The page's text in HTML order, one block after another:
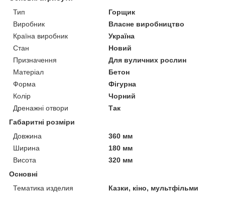
Тип
Горщик
Виробник
Власне виробництво
Країна виробник
Україна
Стан
Новий
Призначення
Для вуличних рослин
Матеріал
Бетон
Форма
Фігурна
Колір
Чорний
Дренажні отвори
Так
Габаритні розміри
Довжина
360 мм
Ширина
180 мм
Висота
320 мм
Основні
Тематика изделия
Казки, кіно, мультфільми